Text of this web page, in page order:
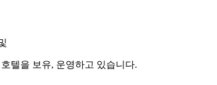
텔을 보유, 운영하고 있습니다.